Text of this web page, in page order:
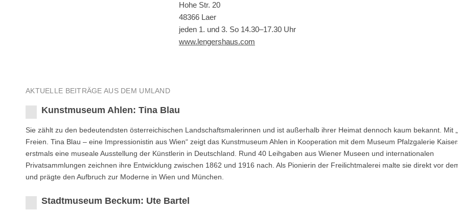
Hohe Str. 20
48366 Laer
jeden 1. und 3. So 14.30–17.30 Uhr
www.lengershaus.com
AKTUELLE BEITRÄGE AUS DEM UMLAND
Kunstmuseum Ahlen: Tina Blau
Sie zählt zu den bedeutendsten österreichischen Landschaftsmalerinnen und ist außerhalb ihrer Heimat dennoch kaum bekannt. Mit
Freien. Tina Blau – eine Impressionistin aus Wien“ zeigt das Kunstmuseum Ahlen in Kooperation mit dem Museum Pfalzgalerie
erstmals eine museale Ausstellung der Künstlerin in Deutschland. Rund 40 Leihgaben aus Wiener Museen und internationalen
Privatsammlungen zeichnen ihre Entwicklung zwischen 1862 und 1916 nach. Als Pionierin der Freilichtmalerei malte sie direkt vor
und prägte den Aufbruch zur Moderne in Wien und München.
Stadtmuseum Beckum: Ute Bartel